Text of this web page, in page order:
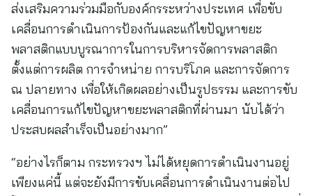
ส่งเสริมความร่วมมือกับองค์กรระหว่างประเทศ เพื่อขับ
เคลื่อนการดำเนินการป้องกันและแก้ไขปัญหาขยะ
พลาสติกแบบบูรณาการในการบริหารจัดการพลาสติก
ตั้งแต่การผลิต การจำหน่าย การบริโภค และการจัดการ
ณ ปลายทาง เพื่อให้เกิดผลอย่างเป็นรูปธรรม และการขับ
เคลื่อนการแก้ไขปัญหาขยะพลาสติกที่ผ่านมา นับได้ว่า
ประสบผลสำเร็จเป็นอย่างมาก”
“อย่างไรก็ตาม กระทรวงฯ ไม่ได้หยุดการดำเนินงานอยู่
เพียงแค่นี้ แต่จะยังมีการขับเคลื่อนการดำเนินงานต่อไป